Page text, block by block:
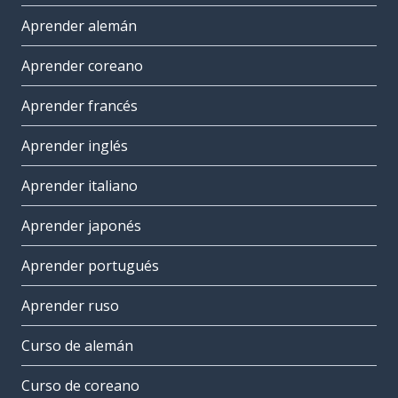
Aprender alemán
Aprender coreano
Aprender francés
Aprender inglés
Aprender italiano
Aprender japonés
Aprender portugués
Aprender ruso
Curso de alemán
Curso de coreano